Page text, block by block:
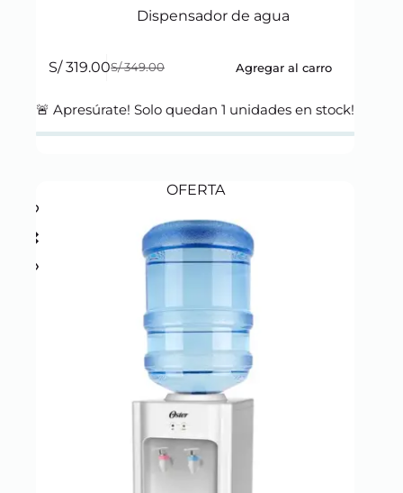
Dispensador de agua
S/349.00
Original
was:
S/319.00Current
is:
Agregar al carro
🚨 Apresúrate! Solo quedan1 unidades en stock!
OFERTA